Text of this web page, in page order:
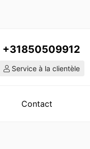
+31850509912
Service à la clientèle
Contact